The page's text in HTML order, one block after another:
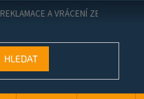
REKLAMACE A VRÁCENÍ ZBOŽÍ
HLEDAT